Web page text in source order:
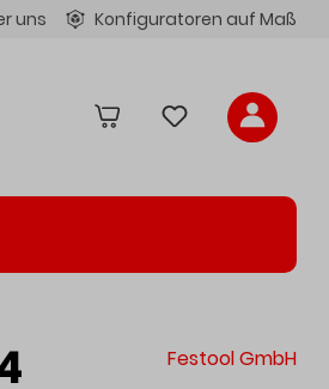
uns Konfiguratoren auf Maß
Festool GmbH